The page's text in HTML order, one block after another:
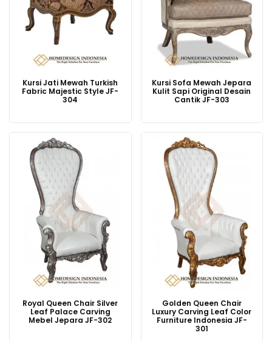
Kursi Jati Mewah Turkish
Fabric Majestic Style JF-
304
Kursi Sofa Mewah Jepara
Kulit Sapi Original Desain
Cantik JF-303
Royal Queen Chair Silver
Leaf Palace Carving
Mebel Jepara JF-302
Golden Queen Chair
Luxury Carving Leaf Color
Furniture Indonesia JF-
301